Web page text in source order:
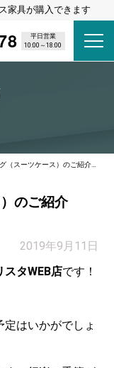
家具が購入できます
平日営業
10:00～18:00
ーツケース）のご紹介です！＊中古＊
のご紹介
2019年9月11日
タWEB店です！
はいかがでしょ